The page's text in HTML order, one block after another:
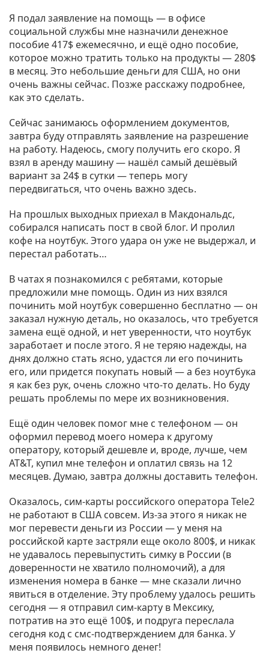
Я подал заявление на помощь — в офисе
социальной службы мне назначили денежное
пособие 417$ ежемесячно, и ещё одно пособие,
которое можно тратить только на продукты — 280$
в месяц. Это небольшие деньги для США, но они
очень важны сейчас. Позже расскажу подробнее,
как это сделать.
Сейчас занимаюсь оформлением документов,
завтра буду отправлять заявление на разрешение
на работу. Надеюсь, смогу получить его скоро. Я
взял в аренду машину — нашёл самый дешёвый
вариант за 24$ в сутки — теперь могу
передвигаться, что очень важно здесь.
На прошлых выходных приехал в Макдональдс,
собирался написать пост в свой блог. И пролил
кофе на ноутбук. Этого удара он уже не выдержал, и
перестал работать…
В чатах я познакомился с ребятами, которые
предложили мне помощь. Один из них взялся
починить мой ноутбук совершенно бесплатно — он
заказал нужную деталь, но оказалось, что требуется
замена ещё одной, и нет уверенности, что ноутбук
заработает и после этого. Я не теряю надежды, на
днях должно стать ясно, удастся ли его починить
его, или придется покупать новый — а без ноутбука
я как без рук, очень сложно что-то делать. Но буду
решать проблемы по мере их возникновения.
Ещё один человек помог мне с телефоном — он
оформил перевод моего номера к другому
оператору, который дешевле и, вроде, лучше, чем
AT&T, купил мне телефон и оплатил связь на 12
месяцев. Думаю, завтра должны доставить телефон.
Оказалось, сим-карты российского оператора Tele2
не работают в США совсем. Из-за этого я никак не
мог перевести деньги из России — у меня на
российской карте застряли еще около 800$, и никак
не удавалось перевыпустить симку в России (в
доверенности не хватило полномочий), а для
изменения номера в банке — мне сказали лично
явиться в отделение. Эту проблему удалось решить
сегодня — я отправил сим-карту в Мексику,
потратив на это ещё 100$, и подруга переслала
сегодня код с смс-подтверждением для банка. У
меня появилось немного денег!